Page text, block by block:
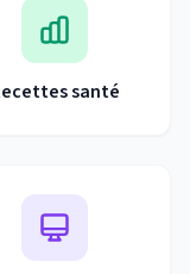
santé